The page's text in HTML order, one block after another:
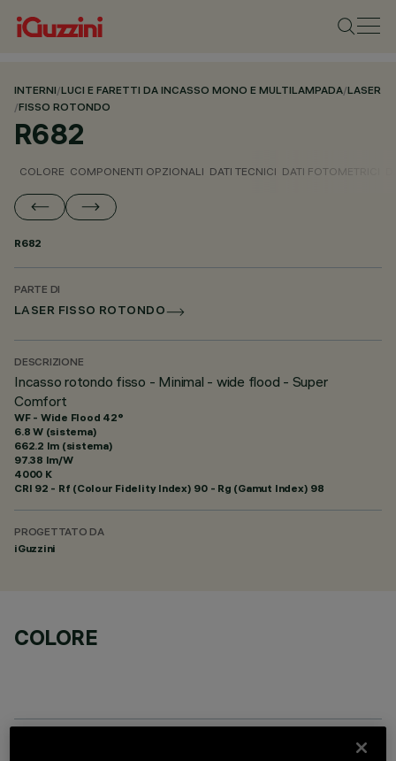
INTERNI/LUCI E FARETTI DA INCASSO MONO E MULTILAMPADA/LASER
/FISSO ROTONDO
R682
COLORE COMPONENTI OPZIONALI DATI TECNICI DATI FOTOMETRICI
R682
PARTE DI
LASER FISSO ROTONDO
DESCRIZIONE
Incasso rotondo fisso - Minimal - wide flood - Super
Comfort
WF - Wide Flood 42°
6.8 W (sistema)
662.2 lm (sistema)
97.38 lm/W
4000 K
CRI 92 - Rf (Colour Fidelity Index) 90 - Rg (Gamut Index) 98
PROGETTATO DA
iGuzzini
COLORE